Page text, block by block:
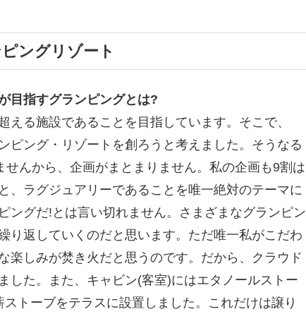
ングリゾート
目指すグランピングとは?
える施設であることを目指しています。そこで、
ピング・リゾートを創ろうと考えました。そうなる
んから、企画がまとまりません。私の企画も9割は
、ラグジュアリーであることを唯一絶対のテーマに
ングだ!とは言い切れません。さまざまなグランピン
り返していくのだと思います。ただ唯一私がこだわ
楽しみが焚き火だと思うのです。だから、クラウド
した。また、キャビン(客室)にはエタノールストー
トーブをテラスに設置しました。これだけは譲り